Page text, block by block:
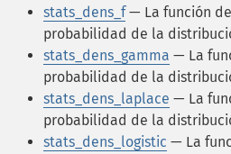
stats_dens_f— La función
probabilidad de la
stats_dens_gamma — La
probabilidad de la
stats_dens_laplace — La
probabilidad de la
stats_dens_logistic — La